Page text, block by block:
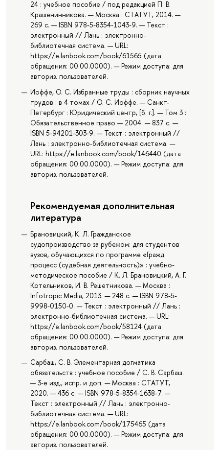
24 : учебное пособие / под редакцией П. В.
Крашенинникова. — Москва : СТАТУТ, 2014. —
269 с. — ISBN 978-5-8354-1043-9. — Текст :
электронный // Лань : электронно-
библиотечная система. — URL:
https://e.lanbook.com/book/61565 (дата
обращения: 00.00.0000). — Режим доступа: для
авториз. пользователей.
Иоффе, О. С. Избранные труды : сборник научных
трудов : в 4 томах / О. С. Иоффе. — Санкт-
Петербург : Юридический центр, [б. г.]. — Том 3 :
Обязательственное право — 2004. — 837 с. —
ISBN 5-94201-303-9. — Текст : электронный //
Лань : электронно-библиотечная система. —
URL: https://e.lanbook.com/book/146440 (дата
обращения: 00.00.0000). — Режим доступа: для
авториз. пользователей.
Рекомендуемая дополнительная
литература
Брановицкий, К. Л. Гражданское
судопроизводство за рубежом: для студентов
вузов, обучающихся по программе «Гражд.
процесс (судебная деятельность)» : учебно-
методическое пособие / К. Л. Брановицкий, А. Г.
Котельников, И. В. Решетникова. — Москва :
Infotropic Media, 2013. — 248 с. — ISBN 978-5-
9998-0150-0. — Текст : электронный // Лань :
электронно-библиотечная система. — URL:
https://e.lanbook.com/book/58124 (дата
обращения: 00.00.0000). — Режим доступа: для
авториз. пользователей.
Сарбаш, С. В. Элементарная догматика
обязательств : учебное пособие / С. В. Сарбаш.
— 3-е изд., испр. и доп. — Москва : СТАТУТ,
2020. — 436 с. — ISBN 978-5-8354-1638-7. —
Текст : электронный // Лань : электронно-
библиотечная система. — URL:
https://e.lanbook.com/book/175465 (дата
обращения: 00.00.0000). — Режим доступа: для
авториз. пользователей.